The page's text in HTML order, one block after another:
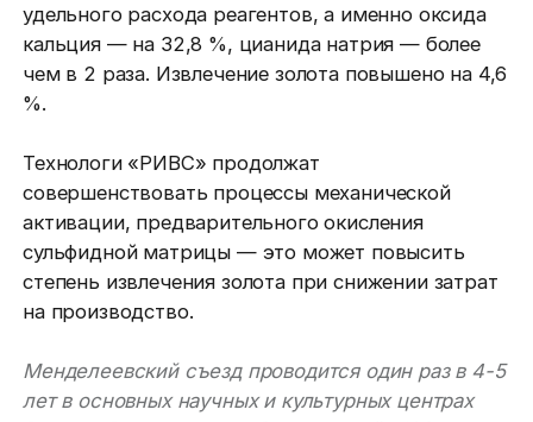
удельного расхода реагентов, а именно оксида
кальция — на 32,8 %, цианида натрия — более
чем в 2 раза. Извлечение золота повышено на 4,6
%.
Технологи «РИВС» продолжат
совершенствовать процессы механической
активации, предварительного окисления
сульфидной матрицы — это может повысить
степень извлечения золота при снижении затрат
на производство.
Менделеевский съезд проводится один раз в 4-5
лет в основных научных и культурных центрах